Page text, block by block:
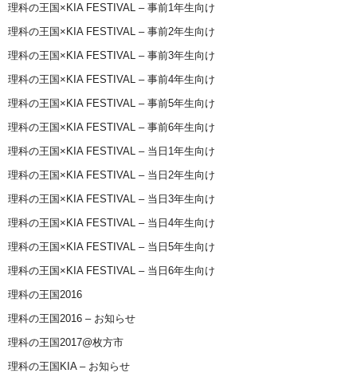
理科の王国×KIA FESTIVAL – 事前1年生向け
理科の王国×KIA FESTIVAL – 事前2年生向け
理科の王国×KIA FESTIVAL – 事前3年生向け
理科の王国×KIA FESTIVAL – 事前4年生向け
理科の王国×KIA FESTIVAL – 事前5年生向け
理科の王国×KIA FESTIVAL – 事前6年生向け
理科の王国×KIA FESTIVAL – 当日1年生向け
理科の王国×KIA FESTIVAL – 当日2年生向け
理科の王国×KIA FESTIVAL – 当日3年生向け
理科の王国×KIA FESTIVAL – 当日4年生向け
理科の王国×KIA FESTIVAL – 当日5年生向け
理科の王国×KIA FESTIVAL – 当日6年生向け
理科の王国2016
理科の王国2016 – お知らせ
理科の王国2017@枚方市
理科の王国KIA – お知らせ